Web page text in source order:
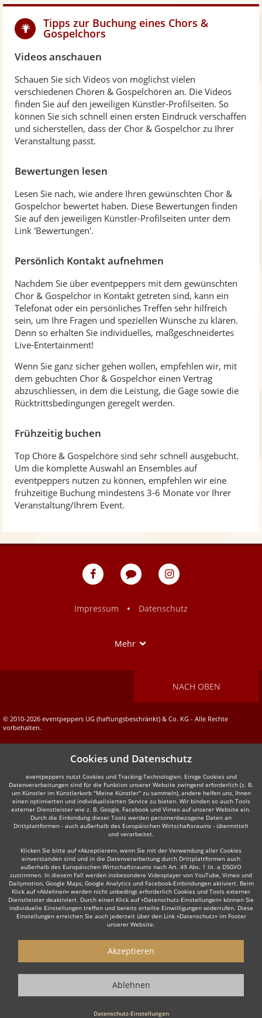
Tipps zur Buchung eines Chors &
Gospelchors
Videos anschauen
Schauen Sie sich Videos von möglichst vielen
verschiedenen Chören & Gospelchören an. Die Videos
finden Sie auf den jeweiligen Künstler-Profilseiten. So
können Sie sich schnell einen ersten Eindruck verschaffen
und sicherstellen, dass der Chor & Gospelchor zu Ihrer
Veranstaltung passt.
Bewertungen lesen
Lesen Sie nach, wie andere Ihren gewünschten Chor &
Gospelchor bewertet haben. Diese Bewertungen finden
Sie auf den jeweiligen Künstler-Profilseiten unter dem
Link 'Bewertungen'.
Persönlich Kontakt aufnehmen
Nachdem Sie über eventpeppers mit dem gewünschten
Chor & Gospelchor in Kontakt getreten sind, kann ein
Telefonat oder ein persönliches Treffen sehr hilfreich
sein, um Ihre Fragen und speziellen Wünsche zu klären.
Denn so erhalten Sie individuelles, maßgeschneidertes
Live-Entertainment!
Wenn Sie ganz sicher gehen wollen, empfehlen wir, mit
dem gebuchten Chor & Gospelchor einen Vertrag
abzuschliessen, in dem die Leistung, die Gage sowie die
Rücktrittsbedingungen geregelt werden.
Frühzeitig buchen
Top Chöre & Gospelchöre sind sehr schnell ausgebucht.
Um die komplette Auswahl an Ensembles auf
eventpeppers nutzen zu können, empfehlen wir eine
frühzeitige Buchung mindestens 3-6 Monate vor Ihrer
Veranstaltung/Ihrem Event.
eventpeppers
Blog
eventpeppers
Impressum
• Datenschutz
Mehr
NACH OBEN
© 2010-2026 eventpeppers UG (haftungsbeschränkt) & Co. KG - Alle Rechte
vorbehalten.
Cookies und Datenschutz
eventpeppers nutzt Cookies und Tracking-Technologien. Einige Cookies und
Datenverarbeitungen sind für die Funktion unserer Website zwingend erforderlich (z. B.
um Künstler im Künstlerkorb "Meine Künstler" zu sammeln), andere helfen uns, Ihnen
einen optimierten und individualisierten Service zu bieten. Wir binden so auch Tools
externer Dienstleister wie z. B. Google, Facebook und Vimeo auf unserer Website ein.
Durch die Einbindung dieser Tools werden personenbezogene Daten an
Drittplattformen - auch außerhalb des Europäischen Wirtschaftsraums - übermittelt
und verarbeitet.
Klicken Sie bitte auf «Akzeptieren», wenn Sie mit der Verwendung aller Cookies
einverstanden sind und in die Datenverarbeitung durch Drittplattformen auch
außerhalb des Europäischen Wirtschaftsraums nach Art. 49 Abs. 1 lit. a DSGVO
zustimmen. In diesem Fall werden insbesondere Videoplayer von YouTube, Vimeo und
Dailymotion, Google Maps, Google Analytics und Facebook-Einbindungen aktiviert. Beim
Klick auf «Ablehnen» werden nicht unbedingt erforderlich Cookies und Tools externer
Dienstleister deaktiviert. Durch einen Klick auf «Datenschutz-Einstellungen» können Sie
individuelle Einstellungen treffen und bereits erteilte Einwilligungen widerrufen. Diese
Einstellungen erreichen Sie auch jederzeit über den Link «Datenschutz» im Footer
unserer Website.
Datenschutz-Einstellungen
Akzeptieren
Ablehnen